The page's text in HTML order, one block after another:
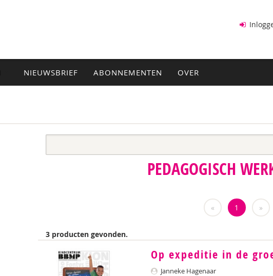
NIEUWSBRIEF ABONNEMENTEN OVER
PEDAGOGISCH
« 1 »
3 producten gevonden.
Op expeditie in de
Janneke Hagenaar